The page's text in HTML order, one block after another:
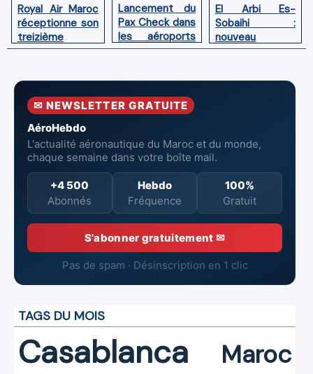
Royal Air Maroc
réceptionne son
treizième
Boeing 787
Lancement du
Pax Check dans
les aéroports
du Maroc
El Arbi Es-
Sobaihi :
nouveau
directeur à la
l’Aéroport
Mohammed V
✉ NEWSLETTER GRATUITE
AéroHebdo
L'actualité aéronautique du Maroc et du monde,
chaque semaine dans votre boîte mail.
+4 500
Abonnés
Hebdo
Fréquence
100%
Gratuit
S'abonner gratuitement ✉
Pas de spam · Désinscription en 1 clic
TAGS DU MOIS
Casablanca Maroc